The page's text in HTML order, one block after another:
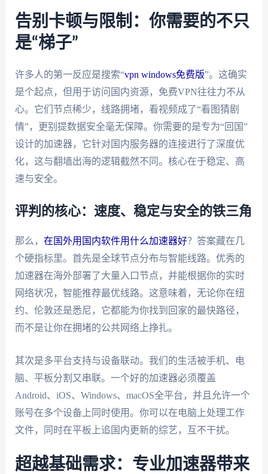
告别卡顿与限制：你需要的不只
是“梯子”
许多人的第一反应是搜索“vpn windows免费版”。这确实
是个起点，但用于访问国内资源，免费VPN往往力不从
心。它们节点稀少，线路拥堵，看视频成了“看图猜剧
情”，更别提数据安全毫无保障。你需要的是专为“回国”
设计的加速器，它针对国内服务器的连接进行了深度优
化，这与翻墙出海的逻辑截然不同。核心在于稳定、高
速与安全。
评判的核心：速度、稳定与安全的铁三角
那么， 在国外用国内软件用什么加速器好？答案藏在几
个硬指标里。首先是全球节点分布与智能线路。优秀的
加速器在海外部署了大量入口节点，并能根据你的实时
网络状况，智能推荐最优线路。这意味着，无论你在纽
约、伦敦还是悉尼，它都能为你找到回家的最快路径，
而不是让你在拥堵的公共网络上挣扎。
其次是多平台支持与设备联动。我们的生活被手机、电
脑、平板分割又串联。一个好的加速器必须覆盖
Android、iOS、Windows、macOS全平台，并且允许一个
账号在多个设备上同时使用。你可以在电脑上处理工作
文件，同时在平板上追国内更新的综艺，互不干扰。
超越基础需求：专业加速器带来